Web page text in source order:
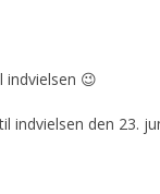
😉
den 23.